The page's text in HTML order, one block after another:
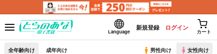
Language
新規登録 ログイン
カート
全年齢向け 成年向け 男性向け 女性向け